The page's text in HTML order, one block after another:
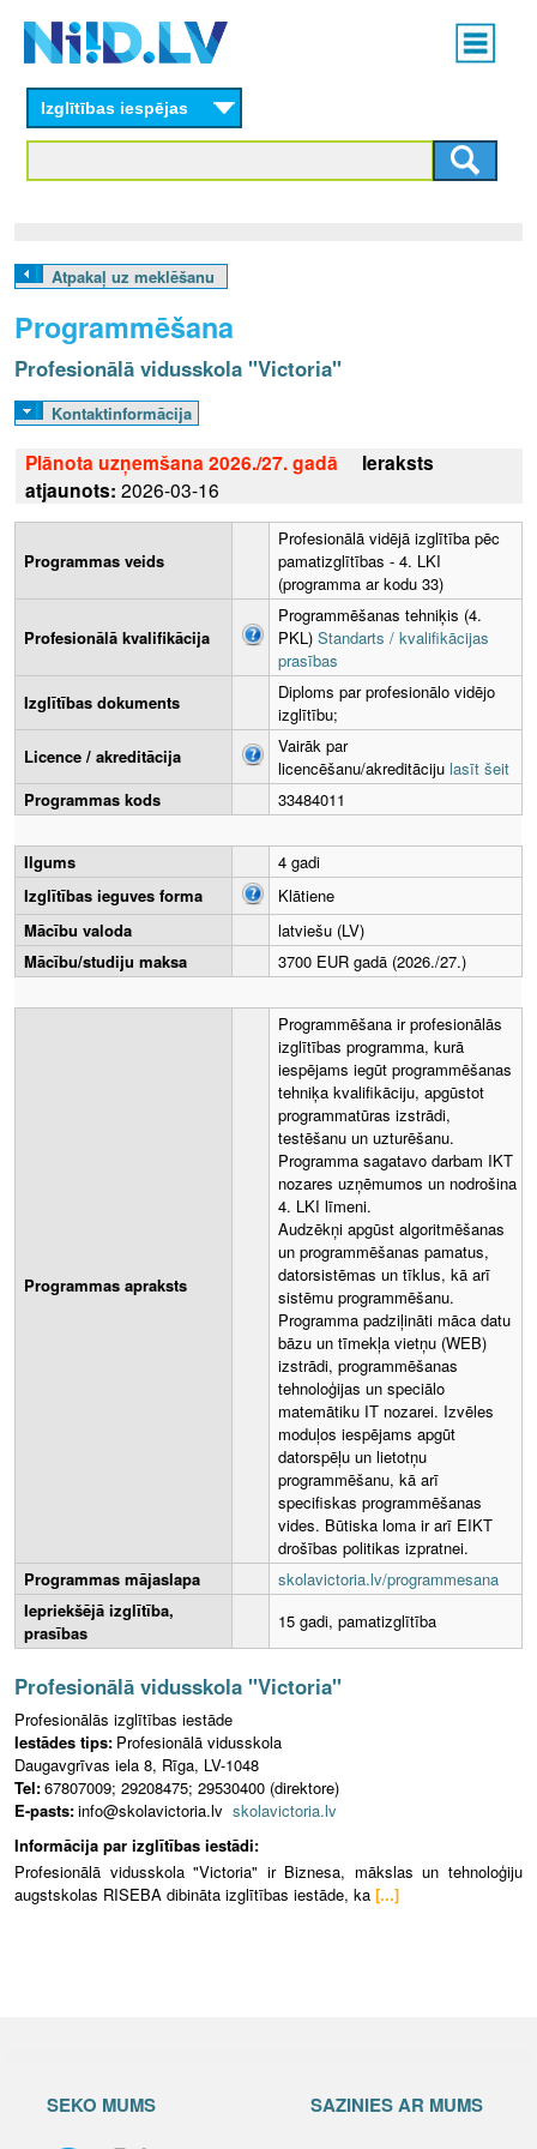
content
Main
menu
L
V
Izglītības iespējas
Atpakaļ uz meklēšanu
Programmēšana
Profesionālā vidusskola "Victoria"
Kontaktinformācija
Plānota uzņemšana 2026./27. gadā
Ieraksts
atjaunots: 2026-03-16
Programmas veids
Profesionālā vidējā izglītība pēc
pamatizglītības - 4. LKI
(programma ar kodu 33)
Profesionālā kvalifikācija
Programmēšanas tehniķis (4.
PKL) Standarts / kvalifikācijas
prasības
Izglītības dokuments
Diploms par profesionālo vidējo
izglītību;
Licence / akreditācija
Vairāk par
licencēšanu/akreditāciju lasīt šeit
Programmas kods
33484011
Ilgums
4 gadi
Izglītības ieguves forma
Klātiene
Mācību valoda
latviešu (LV)
Mācību/studiju maksa
3700 EUR gadā (2026./27.)
Programmas apraksts
Programmēšana ir profesionālās
izglītības programma, kurā
iespējams iegūt programmēšanas
tehniķa kvalifikāciju, apgūstot
programmatūras izstrādi,
testēšanu un uzturēšanu.
Programma sagatavo darbam IKT
nozares uzņēmumos un nodrošina
4. LKI līmeni.
Audzēkņi apgūst algoritmēšanas
un programmēšanas pamatus,
datorsistēmas un tīklus, kā arī
sistēmu programmēšanu.
Programma padziļināti māca datu
bāzu un tīmekļa vietņu (WEB)
izstrādi, programmēšanas
tehnoloģijas un speciālo
matemātiku IT nozarei. Izvēles
moduļos iespējams apgūt
datorspēļu un lietotņu
programmēšanu, kā arī
specifiskas programmēšanas
vides. Būtiska loma ir arī EIKT
drošības politikas izpratnei.
Programmas mājaslapa
skolavictoria.lv/programmesana
Iepriekšējā izglītība,
prasības
15 gadi, pamatizglītība
Profesionālā vidusskola "Victoria"
Profesionālās izglītības iestāde
Iestādes tips: Profesionālā vidusskola
Daugavgrīvas iela 8, Rīga, LV-1048
Tel:67807009; 29208475; 29530400 (direktore)
E-pasts:info@skolavictoria.lv skolavictoria.lv
Informācija par izglītības iestādi:
Profesionālā vidusskola "Victoria" ir Biznesa, mākslas un tehnoloģiju
augstskolas RISEBA dibināta izglītības iestāde, ka [...]
SEKO MUMS SAZINIES AR MUMS